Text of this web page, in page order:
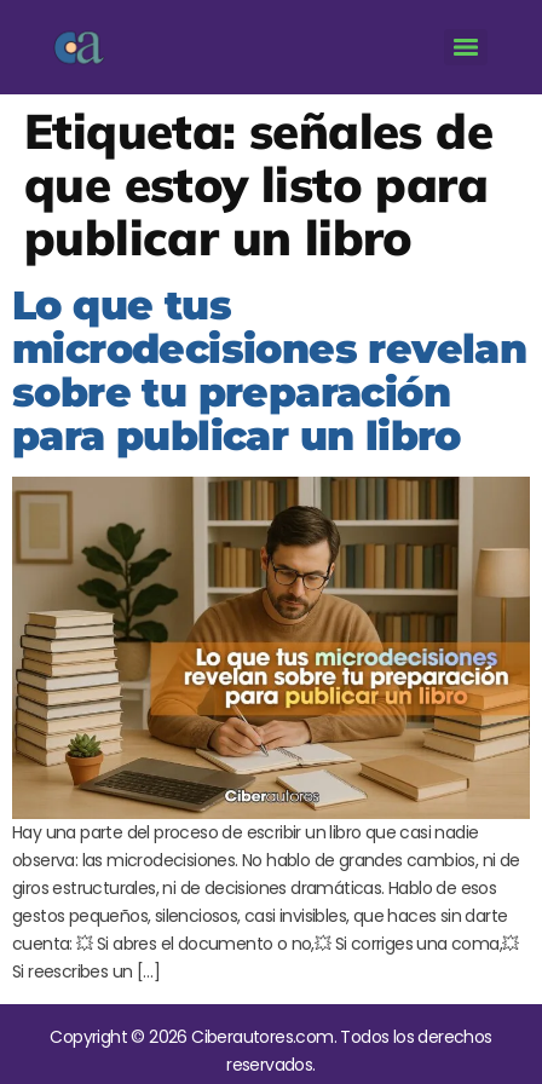
Etiqueta: señales de
que estoy listo para
publicar un libro
Lo que tus
microdecisiones revelan
sobre tu preparación
para publicar un libro
Hay una parte del proceso de escribir un libro que casi nadie
observa: las microdecisiones. No hablo de grandes cambios, ni de
giros estructurales, ni de decisiones dramáticas. Hablo de esos
gestos pequeños, silenciosos, casi invisibles, que haces sin darte
cuenta: 💥 Si abres el documento o no,💥 Si corriges una coma,💥
Si reescribes un […]
Copyright © 2026 Ciberautores.com. Todos los derechos
reservados.